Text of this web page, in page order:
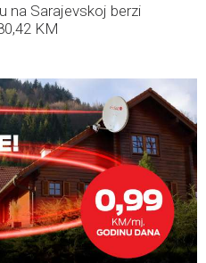
na Sarajevskoj berzi
KM